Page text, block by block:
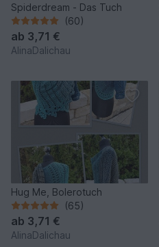
Spiderdream - Das Tuch
(60)
ab 3,71 €
AlinaDalichau
Hug Me, Bolerotuch
(65)
ab 3,71 €
AlinaDalichau